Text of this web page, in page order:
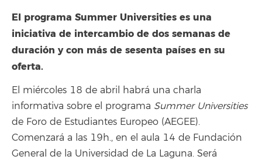
El programa Summer Universities es una
iniciativa de intercambio de dos semanas de
duración y con más de sesenta países en su
oferta.
El miércoles 18 de abril habrá una charla
informativa sobre el programa Summer Universities
de Foro de Estudiantes Europeo (AEGEE).
Comenzará a las 19h., en el aula 14 de Fundación
General de la Universidad de La Laguna. Será